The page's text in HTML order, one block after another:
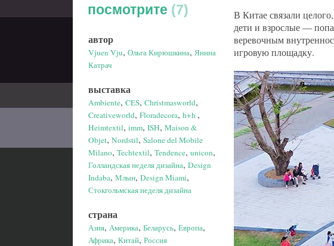
посмотрите
7
автор
Vjuen Vju, Ольга Кирюшкина, Янина
Катрач
выставка
Ambiente, CES, Christmasworld,
Creativeworld, Floradecora, h+h ,
Heimtextil, imm, ISH, Maison &
Objet, Nordstil, Salone del Mobile
Milano, Techtextil, Tendence, unicon,
Голландская неделя дизайна, Design
Indaba, Млын, Design Miami,
Стокгольмская неделя дизайна
страна
Азия, Америка, Беларусь, Европа,
Африка, Китай, Россия
В Китае связали
дети и взрослые —
веревочным
игровую площадку.